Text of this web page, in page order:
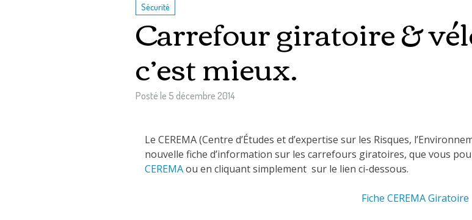
Sécurité
Carrefour giratoire &
c’est mieux.
Posté le 5 décembre 2014
Le CEREMA (Centre d’Études et d’expertise sur les Risques,
nouvelle fiche d’information sur les carrefours giratoires, que vous
CEREMAou en cliquant simplement sur le lien ci-dessous.
Fiche CEREMA Giratoire